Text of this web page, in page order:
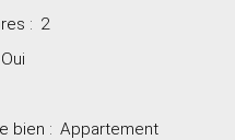
: 2
Oui
bien : Appartement